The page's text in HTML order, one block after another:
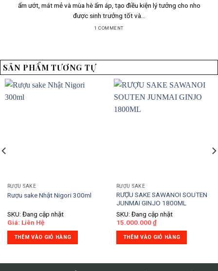
ẩm ướt, mát mẻ và mùa hè ấm áp, tạo điều kiện lý tưởng cho nho
được sinh trưởng tốt và...
1 COMMENT
SẢN PHẨM TƯƠNG TỰ
RƯỢU SAKE
Rượu sake Nhật Nigori 300ml
SKU: Đang cập nhật
Giá: Liên Hệ
THÊM VÀO GIỎ HÀNG
RƯỢU SAKE
RƯỢU SAKE SAWANOI SOUTEN
JUNMAI GINJO 1800ML
SKU: Đang cập nhật
15.000.000₫
THÊM VÀO GIỎ HÀNG